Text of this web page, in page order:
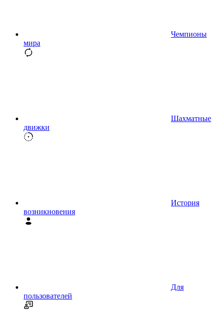
Чемпионы
мира
Шахматные
движки
История
возникновения
Для
пользователей